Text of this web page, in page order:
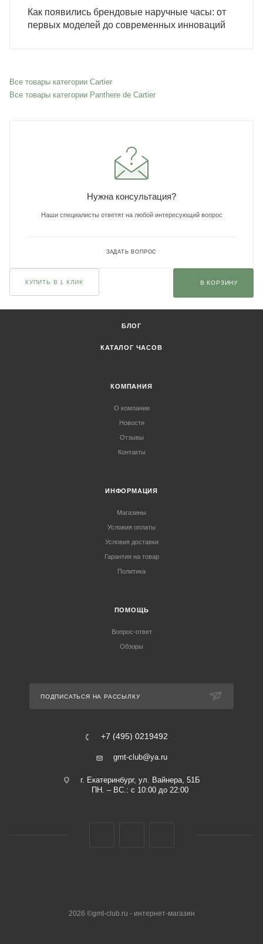
Как появились брендовые наручные часы: от
первых моделей до современных инноваций
Все товары категории Cartier
Все товары категории Panthere de Cartier
Нужна консультация?
Наши специалисты ответят на любой интересующий вопрос
ЗАДАТЬ ВОПРОС
КУПИТЬ В 1 КЛИК В КОРЗИНУ
БЛОГ
КАТАЛОГ ЧАСОВ
КОМПАНИЯ
О компании
Новости
Отзывы
Контакты
ИНФОРМАЦИЯ
Магазины
Условия оплаты
Условия доставки
Гарантия на товар
Политика
ПОМОЩЬ
Вопрос-ответ
Обзоры
ПОДПИСАТЬСЯ НА РАССЫЛКУ
+7 (495) 0219492
gmt-club@ya.ru
г. Екатеринбург, ул. Вайнера, 51Б
ПН. – ВС.: с 10:00 до 22:00
2026 ©gmt-club.ru - интернет-магазин